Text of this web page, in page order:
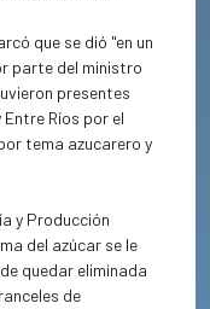
que se dió "en un
parte del ministro
presentes
Ríos por el
tema azucarero y
y Producción
del azúcar se le
quedar eliminada
de